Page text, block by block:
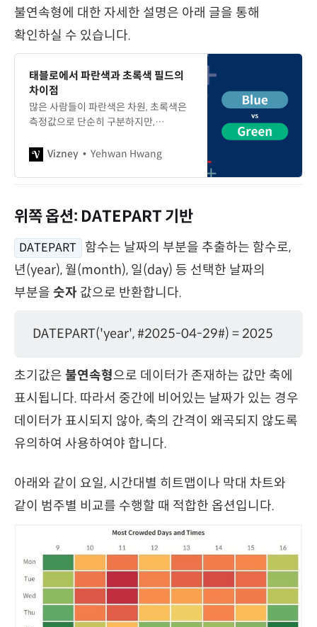
불연속형에 대한 자세한 설명은 아래 글을 통해
확인하실 수 있습니다.
태블로에서 파란색과 초록색 필드의
차이점
많은 사람들이 파란색은 차원, 초록색은
측정값으로 단순히 구분하지만,
있습니다. 이번 글에서는 태블로의 필드
알아보겠습니다.
Vizney Yehwan Hwang
위쪽 옵션: DATEPART 기반
DATEPART
함수는 날짜의 부분을 추출하는 함수로,
년(year), 월(month), 일(day) 등 선택한 날짜의
부분을 숫자 값으로 반환합니다.
DATEPART('year', #2025-04-29#) = 2025
초기값은 불연속형으로 데이터가 존재하는 값만 축에
표시됩니다. 따라서 중간에 비어있는 날짜가 있는 경우
데이터가 표시되지 않아, 축의 간격이 왜곡되지 않도록
유의하여 사용하여야 합니다.
아래와 같이 요일, 시간대별 히트맵이나 막대 차트와
같이 범주별 비교를 수행할 때 적합한 옵션입니다.